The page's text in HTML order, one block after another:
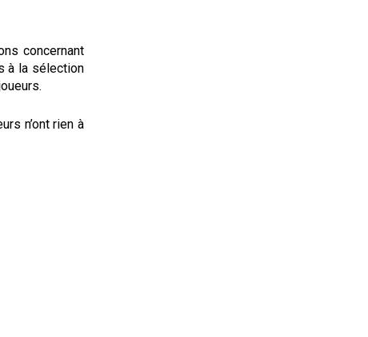
concernant
à la sélection
n’ont rien à